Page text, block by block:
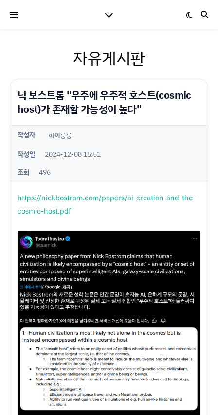
자유게시판
닉 보스트롬 "우주에 우주적 호스트(cosmic
host)가 존재할 가능성이 높다"
작성자 하이룽룽
작성일
2024-12-08 15:51
조회
496
https://nickbostrom.com/papers/ai-creation-and-the-
cosmic-host.pdf